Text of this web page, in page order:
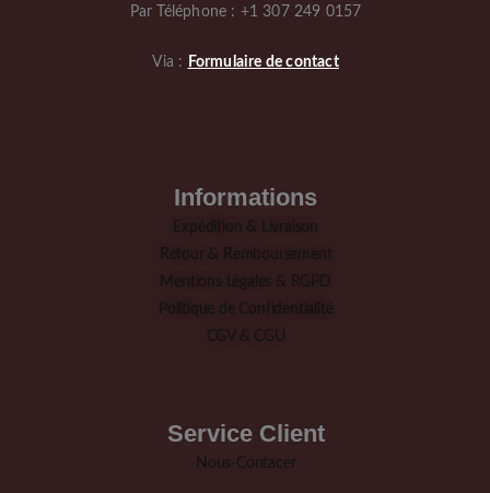
Par Téléphone : +1 307 249 0157
Via : Formulaire de contact
Informations
Expédition & Livraison
Retour & Remboursement
Mentions Légales & RGPD
Politique de Confidentialité
CGV & CGU
Service Client
Nous-Contacer